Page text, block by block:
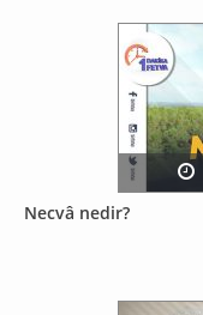
Necvâ nedir?